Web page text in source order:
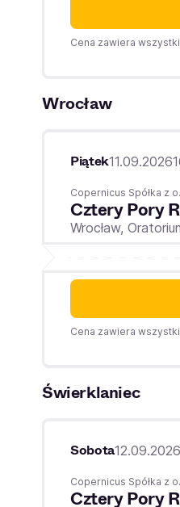
Cena zawiera
Wrocław
Piątek11.09.2026
Copernicus Spółka z
Cztery Pory
Wrocław,
Cena zawiera
Świerklaniec
Sobota
Copernicus Spółka z
Cztery Pory